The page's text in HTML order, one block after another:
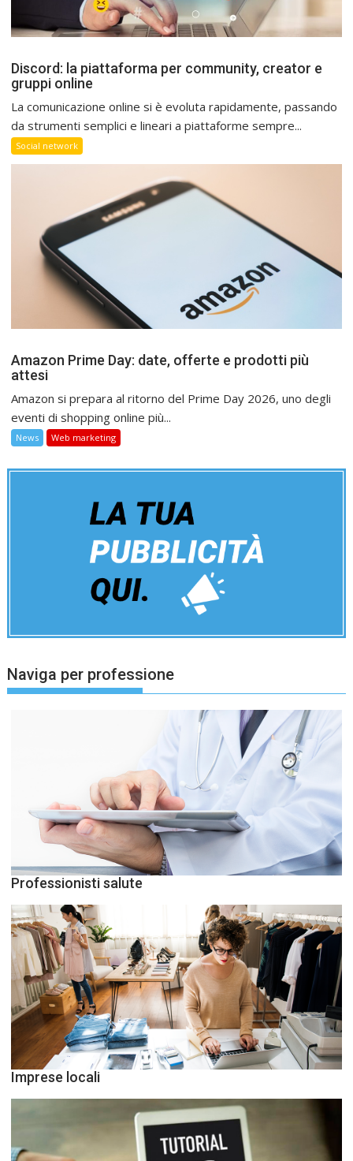
Discord: la piattaforma per community, creator e
gruppi online
La comunicazione online si è evoluta rapidamente, passando
da strumenti semplici e lineari a piattaforme sempre...
Social network
Amazon Prime Day: date, offerte e prodotti più
attesi
Amazon si prepara al ritorno del Prime Day 2026, uno degli
eventi di shopping online più...
News Web marketing
Naviga per professione
Professionisti salute
Imprese locali